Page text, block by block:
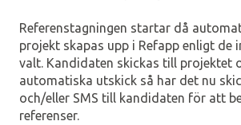
Referenstagningen startar då
projekt skapas upp i Refapp enligt de
valt. Kandidaten skickas till projektet
automatiska utskick så har det nu
och/eller SMS till kandidaten för att
referenser.